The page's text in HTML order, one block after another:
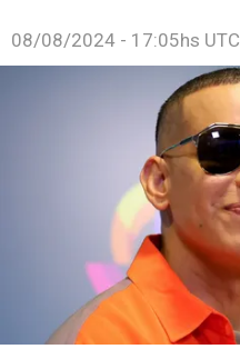
08/08/2024 - 17:05hs UTC